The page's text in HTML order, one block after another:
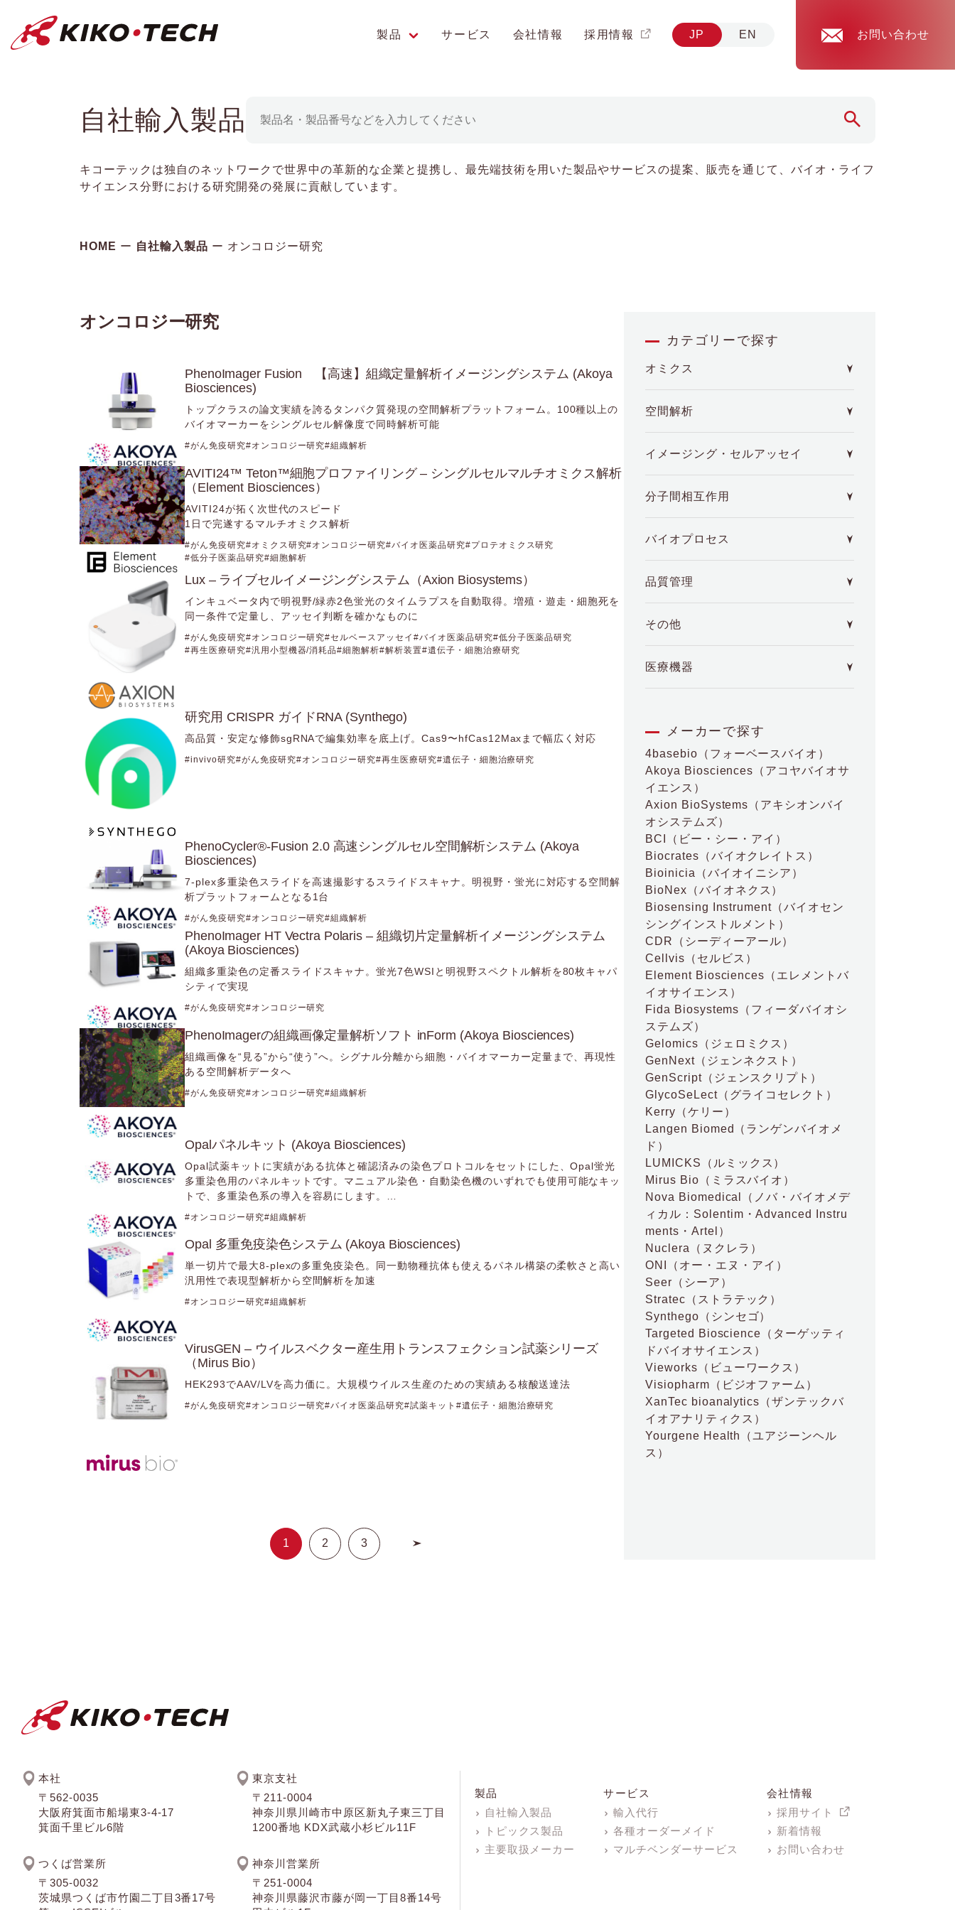
キコーテック株式会社 | ライフサイエンス研究への貢献
製品 サービス 会社情報 採用情報 JP EN お問い合わせ
自社輸入製品
キコーテックは独自のネットワークで世界中の革新的な企業と提携し、最先端技術を用いた製品やサービスの提案、販売を通じて、バイオ・ライフ
サイエンス分野における研究開発の発展に貢献しています。
HOME 自社輸入製品 オンコロジー研究
オンコロジー研究
PhenoImager Fusion 【高速】組織定量解析イメージングシステム (Akoya
Biosciences)
トップクラスの論文実績を誇るタンパク質発現の空間解析プラットフォーム。100種以上の
バイオマーカーをシングルセル解像度で同時解析可能
がん免疫研究 オンコロジー研究 組織解析
AVITI24™ Teton™細胞プロファイリング – シングルセルマルチオミクス解析
（Element Biosciences）
AVITI24が拓く次世代のスピード
1日で完遂するマルチオミクス解析
がん免疫研究 オミクス研究 オンコロジー研究 バイオ医薬品研究
プロテオミクス研究
低分子医薬品研究
細胞解析
Lux – ライブセルイメージングシステム（Axion Biosystems）
インキュベータ内で明視野/緑赤2色蛍光のタイムラプスを自動取得。増殖・遊走・細胞死を
同一条件で定量し、アッセイ判断を確かなものに
がん免疫研究 オンコロジー研究 セルベースアッセイ バイオ医薬品研究
低分子医薬品研究
再生医療研究
汎用小型機器/消耗品 細胞解析 解析装置 遺伝子・細胞治療研究
研究用 CRISPR ガイドRNA (Synthego)
高品質・安定な修飾sgRNAで編集効率を底上げ。Cas9〜hfCas12Maxまで幅広く対応
invivo研究 がん免疫研究 オンコロジー研究 再生医療研究 遺伝子・細胞治療研究
PhenoCycler®-Fusion 2.0 高速シングルセル空間解析システム (Akoya
Biosciences)
7-plex多重染色スライドを高速撮影するスライドスキャナ。明視野・蛍光に対応する空間解
析プラットフォームとなる1台
がん免疫研究 オンコロジー研究 組織解析
PhenoImager HT Vectra Polaris – 組織切片定量解析イメージングシステム
(Akoya Biosciences)
組織多重染色の定番スライドスキャナ。蛍光7色WSIと明視野スペクトル解析を80枚キャパ
シティで実現
がん免疫研究 オンコロジー研究
PhenoImagerの組織画像定量解析ソフト inForm (Akoya Biosciences)
組織画像を“見る”から“使う”へ。シグナル分離から細胞・バイオマーカー定量まで、再現性
ある空間解析データへ
がん免疫研究 オンコロジー研究 組織解析
Opalパネルキット (Akoya Biosciences)
Opal試薬キットに実績がある抗体と確認済みの染色プロトコルをセットにした、Opal蛍光
多重染色用のパネルキットです。マニュアル染色・自動染色機のいずれでも使用可能なキッ
トで、多重染色系の導入を容易にします。
ヒト標本を用いた臨床研究に適したキットです。
オンコロジー研究 組織解析
Opal 多重免疫染色システム (Akoya Biosciences)
単一切片で最大8-plexの多重免疫染色。同一動物種抗体も使えるパネル構築の柔軟さと高い
汎用性で表現型解析から空間解析を加速
オンコロジー研究 組織解析
VirusGEN – ウイルスベクター産生用トランスフェクション試薬シリーズ
（Mirus Bio）
HEK293でAAV/LVを高力価に。大規模ウイルス生産のための実績ある核酸送達法
がん免疫研究 オンコロジー研究 バイオ医薬品研究 試薬キット 遺伝子・細胞治療研究
1 2 3
カテゴリーで探す
オミクス
空間解析
イメージング・セルアッセイ
分子間相互作用
バイオプロセス
品質管理
その他
医療機器
メーカーで探す
4basebio （フォーベースバイオ）
Akoya Biosciences （アコヤバイオサ
イエンス）
Axion BioSystems （アキシオンバイ
オシステムズ）
BCI
（ビー・シー・アイ）
Biocrates （バイオクレイトス）
Bioinicia （バイオイニシア）
BioNex （バイオネクス）
Biosensing Instrument （バイオセン
シングインストルメント）
CDR
（シーディーアール）
Cellvis （セルビス）
Element Biosciences （エレメントバ
イオサイエンス）
Fida Biosystems （フィーダバイオシ
ステムズ）
Gelomics （ジェロミクス）
GenNext（ジェンネクスト）
GenScript（ジェンスクリプト）
GlycoSeLect（グライコセレクト）
Kerry （ケリー）
Langen Biomed
（ランゲンバイオメ
ド）
LUMICKS
（ルミックス）
Mirus Bio （ミラスバイオ）
Nova Biomedical
（ノバ・バイオメデ
ィカル：Solentim・Advanced Instru
ments・Artel）
Nuclera
（ヌクレラ）
ONI
（オー・エヌ・アイ）
Seer （シーア）
Stratec （ストラテック）
Synthego （シンセゴ）
Targeted Bioscience （ターゲッティ
ドバイオサイエンス）
Vieworks （ビューワークス）
Visiopharm （ビジオファーム）
XanTec bioanalytics （ザンテックバ
イオアナリティクス）
Yourgene Health
（ユアジーンヘル
ス）
本社
〒562-0035
大阪府箕面市船場東3-4-17
箕面千里ビル6階
東京支社
〒211-0004
神奈川県川崎市中原区新丸子東三丁目
1200番地 KDX武蔵小杉ビル11F
つくば営業所
〒305-0032
茨城県つくば市竹園二丁目3番17号
神奈川営業所
〒251-0004
神奈川県藤沢市藤が岡一丁目8番14号
製品
自社輸入製品
トピックス製品
主要取扱メーカー
サービス
輸入代行
各種オーダーメイド
マルチベンダーサービス
会社情報
採用サイト
新着情報
お問い合わせ